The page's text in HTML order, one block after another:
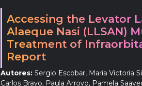
Accessing the Levator
Alaeque Nasi (LLSAN)
Treatment of
Report
Autores: Sergio Escobar, Maria Victoria
Carlos Bravo, Paula Arroyo, Pamela